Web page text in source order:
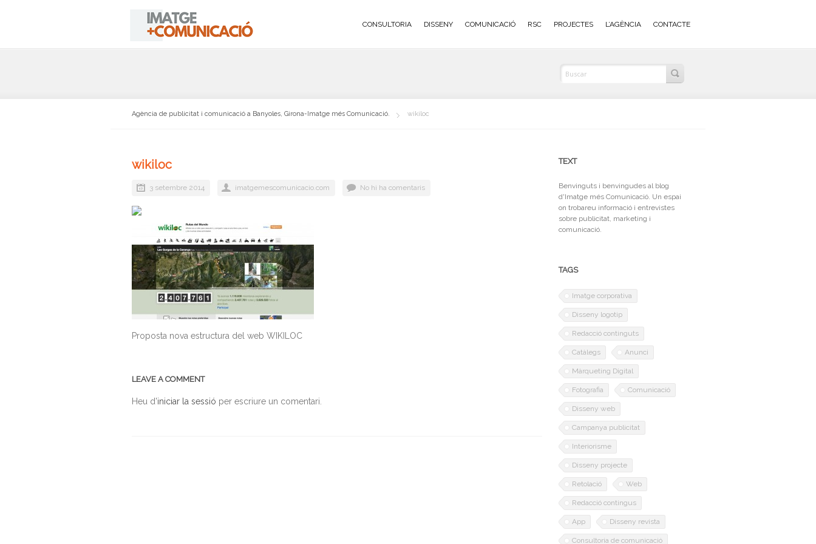
CONSULTORIA DISSENY COMUNICACIÓ RSC PROJECTES L’AGÈNCIA CONTACTE
Agència de publicitat i comunicació a Banyoles, Girona-Imatge més Comunicació. wikiloc
wikiloc
3 setembre 2014 imatgemescomunicacio.com No hi ha comentaris
Proposta nova estructura del web WIKILOC
LEAVE A COMMENT
Heu d'iniciar la sessió per escriure un comentari.
TEXT
Benvinguts i benvingudes al blog
d'Imatge més Comunicació. Un espai
on trobareu informació i entrevistes
sobre publicitat, marketing i
comunicació.
TAGS
Imatge corporativa
Disseny logotip
Redacció continguts
Catàlegs Anunci
Màrqueting Digital
Fotografia Comunicació
Disseny web
Campanya publicitat
Interiorisme
Disseny projecte
Retolació Web
Redacció contingus
App Disseny revista
Consultoria de comunicació